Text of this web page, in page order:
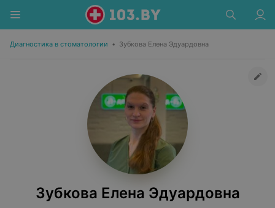
Диагностика в стоматологии • Зубкова Елена Эдуардовна
Зубкова Елена Эдуардовна